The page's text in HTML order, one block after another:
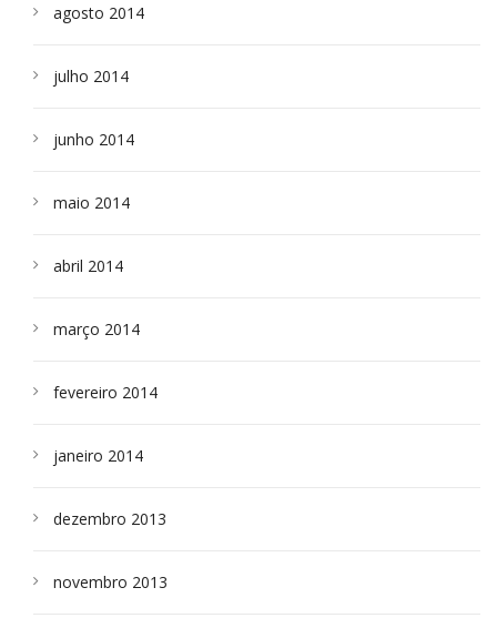
agosto 2014
julho 2014
junho 2014
maio 2014
abril 2014
março 2014
fevereiro 2014
janeiro 2014
dezembro 2013
novembro 2013